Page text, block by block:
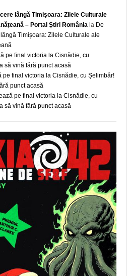
lângă Timişoara: Zilele Culturale
– Portal Știri România la De
Timişoara: Zilele Culturale ale
pe final victoria la Cisnădie, cu
să vină fără punct acasă
pe final victoria la Cisnădie, cu Șelimbăr!
punct acasă
pe final victoria la Cisnădie, cu
să vină fără punct acasă